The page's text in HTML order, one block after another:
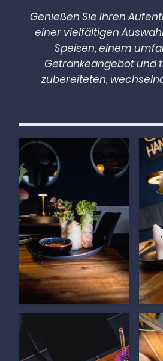
Genießen Sie Ihren
einer vielfältigen
Speisen, einem
Getränkeangebot und
zubereiteten,